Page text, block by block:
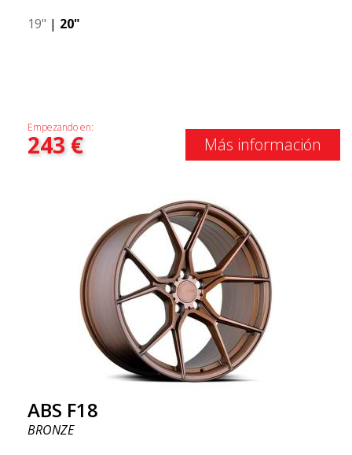
19" | 20"
Empezando en:
243€ Más información
ABS F18
BRONZE